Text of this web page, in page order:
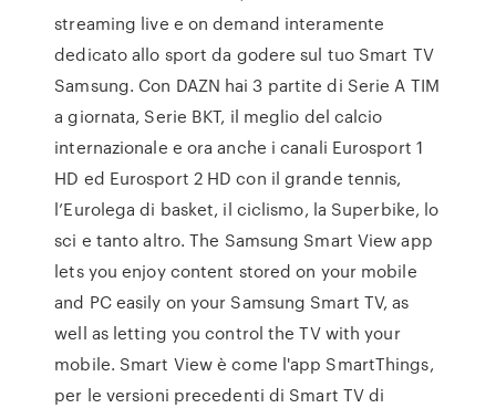
streaming live e on demand interamente
dedicato allo sport da godere sul tuo Smart TV
Samsung. Con DAZN hai 3 partite di Serie A TIM
a giornata, Serie BKT, il meglio del calcio
internazionale e ora anche i canali Eurosport 1
HD ed Eurosport 2 HD con il grande tennis,
l’Eurolega di basket, il ciclismo, la Superbike, lo
sci e tanto altro. The Samsung Smart View app
lets you enjoy content stored on your mobile
and PC easily on your Samsung Smart TV, as
well as letting you control the TV with your
mobile. Smart View è come l'app SmartThings,
per le versioni precedenti di Smart TV di